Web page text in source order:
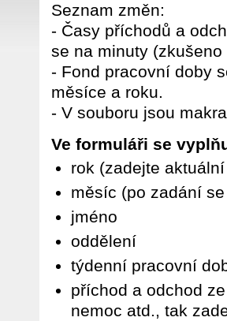
Seznam změn:
- Časy příchodů a
se na minuty
- Fond pracovní doby
měsíce a roku.
- V souboru jsou
Ve formuláři se
rok (zadejte
měsíc (po zadání
jméno
oddělení
týdenní pracovní
příchod a odchod
nemoc atd., tak